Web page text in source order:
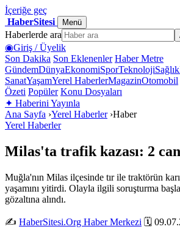
İçeriğe geç
HaberSitesi
Menü
Haberlerde ara
◉Giriş / Üyelik
Son Dakika Son Eklenenler Haber Metre
GündemDünyaEkonomiSporTeknolojiSağlık
SanatYaşamYerel HaberlerMagazinOtomobil
Özeti Popüler Konu Dosyaları
✦ Haberini Yayınla
Ana Sayfa ›Yerel Haberler ›Haber
Yerel Haberler
Milas'ta trafik kazası: 2
Muğla'nın Milas ilçesinde tır ile traktörün
yaşamını yitirdi. Olayla ilgili soruşturma
gözaltına alındı.
✍️ HaberSitesi.Org Haber Merkezi 🗓️